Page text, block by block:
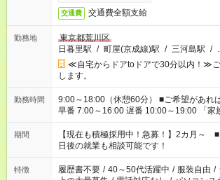
交通費 交通費全額支給
勤務地
東京都荒川区
日暮里駅 / 町屋(京成線)駅 / 三河島駅 /
≪自宅からドアtoドアで30分以内！≫
します。
勤務時間
9:00～18:00（休憩60分） ■ご希望があれば下記シフトもOK！
早番 7:00～16:00 遅番 10:00～19:00 「家族と休みを合わせた
い」 「余裕を持って夕飯の準備がしたい
たくない」 など、ご希望を教えてくださいね。 ※Wワ
の方へ 今ご覧のお仕事で希望する勤務時
の勤務時間。 合計で週40時間を超える場
期間
【現在も積極採用中！急募！】2カ月～
日後の就業も相談可能です！
特徴 履歴書不要 / 40～50代活躍中 / 服装自由 /